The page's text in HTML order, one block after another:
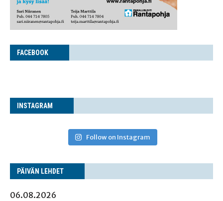
FACE­BOOK
INS­TA­GRAM
Follow on Instagram
PÄI­VÄN LEHDET
06.08.2026